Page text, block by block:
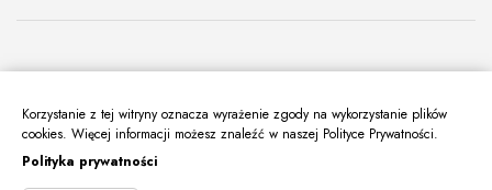
O Nas
Informacje
Korzystanie z tej witryny oznacza wyrażenie zgody na wykorzystanie plików
cookies. Więcej informacji możesz znaleźć w naszej Polityce Prywatności.
Polityka prywatności